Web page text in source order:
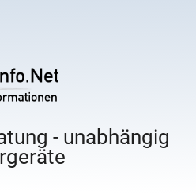
- unabhängig